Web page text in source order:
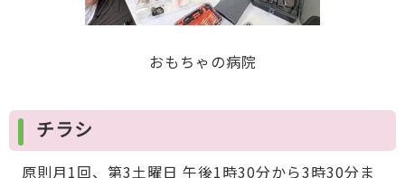
おもちゃの病院
チラシ
原則月1回、第3土曜日 午後1時30分から3時30分ま